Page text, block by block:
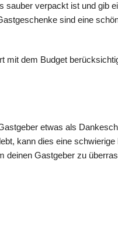
verpackt ist und gib
sind eine
mit dem Budget
etwas als
kann dies eine
deinen Gastgeber zu